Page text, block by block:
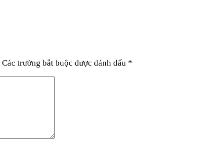
Các trường bắt buộc được đánh dấu *